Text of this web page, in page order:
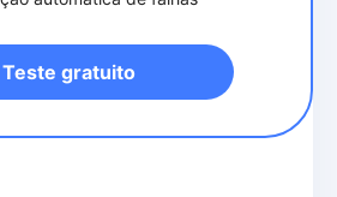
Teste gratuito